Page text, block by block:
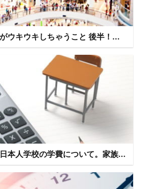
ウキウキしちゃうこと 後半！...
本人学校の学費について。家族...